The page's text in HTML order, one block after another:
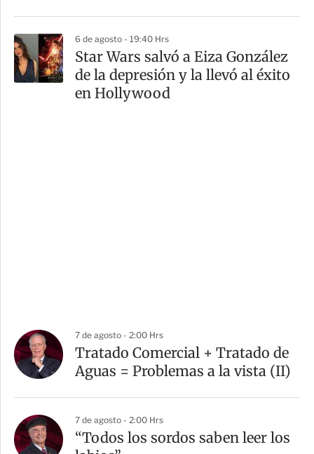
6 de agosto - 19:40 Hrs
Star Wars salvó a Eiza González
de la depresión y la llevó al éxito
en Hollywood
7 de agosto - 2:00 Hrs
Tratado Comercial + Tratado de
Aguas = Problemas a la vista (II)
7 de agosto - 2:00 Hrs
“Todos los sordos saben leer los